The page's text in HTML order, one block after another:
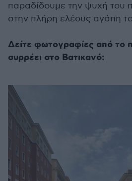
παραδίδουμε την ψυχή του
στην πλήρη ελέους αγάπη
Δείτε φωτογραφίες από το
συρρέει στο Βατικανό: